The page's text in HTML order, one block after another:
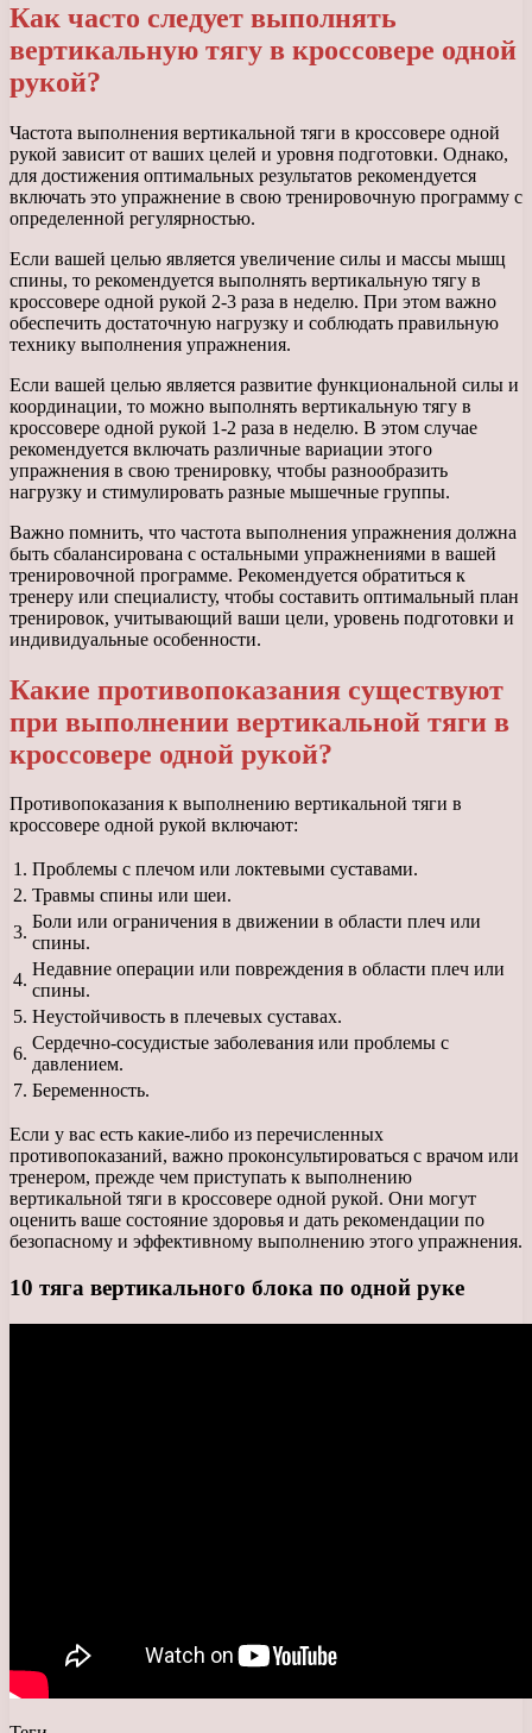
Как часто следует выполнять
вертикальную тягу в кроссовере одной
рукой?
Частота выполнения вертикальной тяги в кроссовере одной
рукой зависит от ваших целей и уровня подготовки. Однако,
для достижения оптимальных результатов рекомендуется
включать это упражнение в свою тренировочную программу с
определенной регулярностью.
Если вашей целью является увеличение силы и массы мышц
спины, то рекомендуется выполнять вертикальную тягу в
кроссовере одной рукой 2-3 раза в неделю. При этом важно
обеспечить достаточную нагрузку и соблюдать правильную
технику выполнения упражнения.
Если вашей целью является развитие функциональной силы и
координации, то можно выполнять вертикальную тягу в
кроссовере одной рукой 1-2 раза в неделю. В этом случае
рекомендуется включать различные вариации этого
упражнения в свою тренировку, чтобы разнообразить
нагрузку и стимулировать разные мышечные группы.
Важно помнить, что частота выполнения упражнения должна
быть сбалансирована с остальными упражнениями в вашей
тренировочной программе. Рекомендуется обратиться к
тренеру или специалисту, чтобы составить оптимальный план
тренировок, учитывающий ваши цели, уровень подготовки и
индивидуальные особенности.
Какие противопоказания существуют
при выполнении вертикальной тяги в
кроссовере одной рукой?
Противопоказания к выполнению вертикальной тяги в
кроссовере одной рукой включают:
1. Проблемы с плечом или локтевыми суставами.
2. Травмы спины или шеи.
3.
Боли или ограничения в движении в области плеч или
спины.
4.
Недавние операции или повреждения в области плеч или
спины.
5. Неустойчивость в плечевых суставах.
6.
Сердечно-сосудистые заболевания или проблемы с
давлением.
7. Беременность.
Если у вас есть какие-либо из перечисленных
противопоказаний, важно проконсультироваться с врачом или
тренером, прежде чем приступать к выполнению
вертикальной тяги в кроссовере одной рукой. Они могут
оценить ваше состояние здоровья и дать рекомендации по
безопасному и эффективному выполнению этого упражнения.
10 тяга вертикального блока по одной руке